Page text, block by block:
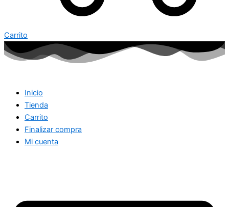
Carrito
Inicio
Tienda
Carrito
Finalizar compra
Mi cuenta